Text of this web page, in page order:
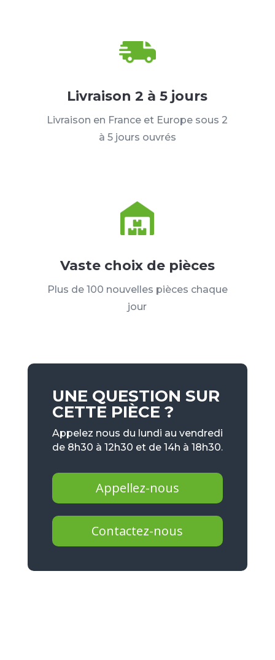
Livraison 2 à 5 jours
Livraison en France et Europe sous 2
à 5 jours ouvrés
Vaste choix de pièces
Plus de 100 nouvelles pièces chaque
jour
UNE QUESTION SUR
CETTE PIÈCE ?
Appelez nous du lundi au vendredi
de 8h30 à 12h30 et de 14h à 18h30.
Appellez-nous
Contactez-nous